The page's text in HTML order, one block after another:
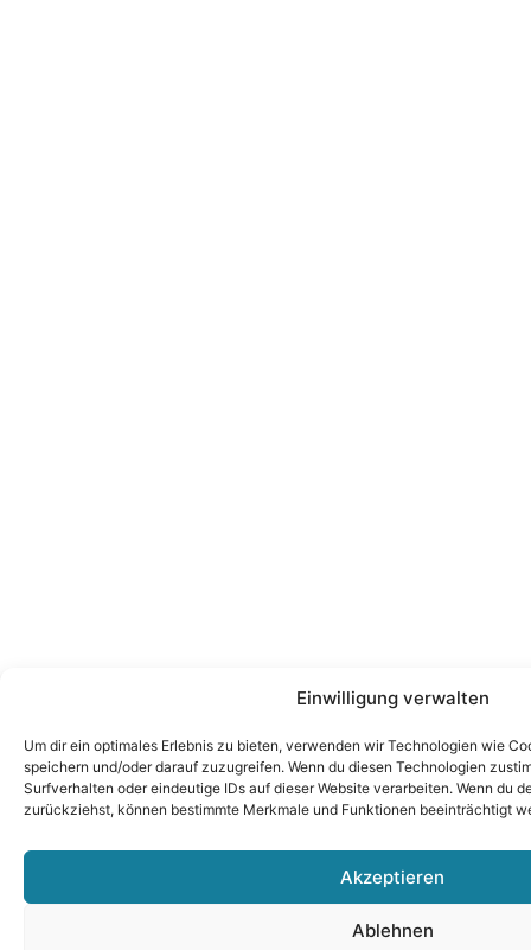
Einwilligung verwalten
Um dir ein optimales Erlebnis zu bieten, verwenden wir Technologien wie
speichern und/oder darauf zuzugreifen. Wenn du diesen Technologien
Surfverhalten oder eindeutige IDs auf dieser Website verarbeiten. Wenn du
zurückziehst, können bestimmte Merkmale und Funktionen beeinträchtigt
Akzeptieren
Ablehnen